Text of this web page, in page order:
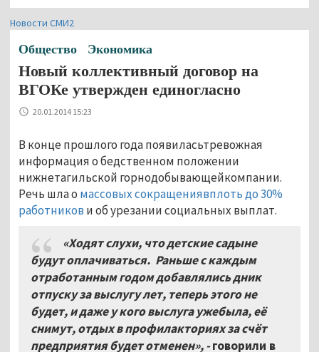
Новости СМИ2
Общество Экономика
Новый коллективный договор на
ВГОКе утвержден единогласно
20.01.2014 15:23
В конце прошлого года появиласьтревожная
информация о бедственном положении
нижнетагильской горнодобывающейкомпании.
Речь шла о массовых сокращениявплоть до 30%
работников и об урезании социальных выплат.
«Ходят слухи, что детские садыне
будут оплачиваться. Раньше с каждым
отработанным годом добавлялись дник
отпуску за выслугу лет, теперь этого не
будет, и даже у кого выслуга ужебыла, её
снимут, отдых в профилакториях за счёт
предприятия будет отменен», -говорили в